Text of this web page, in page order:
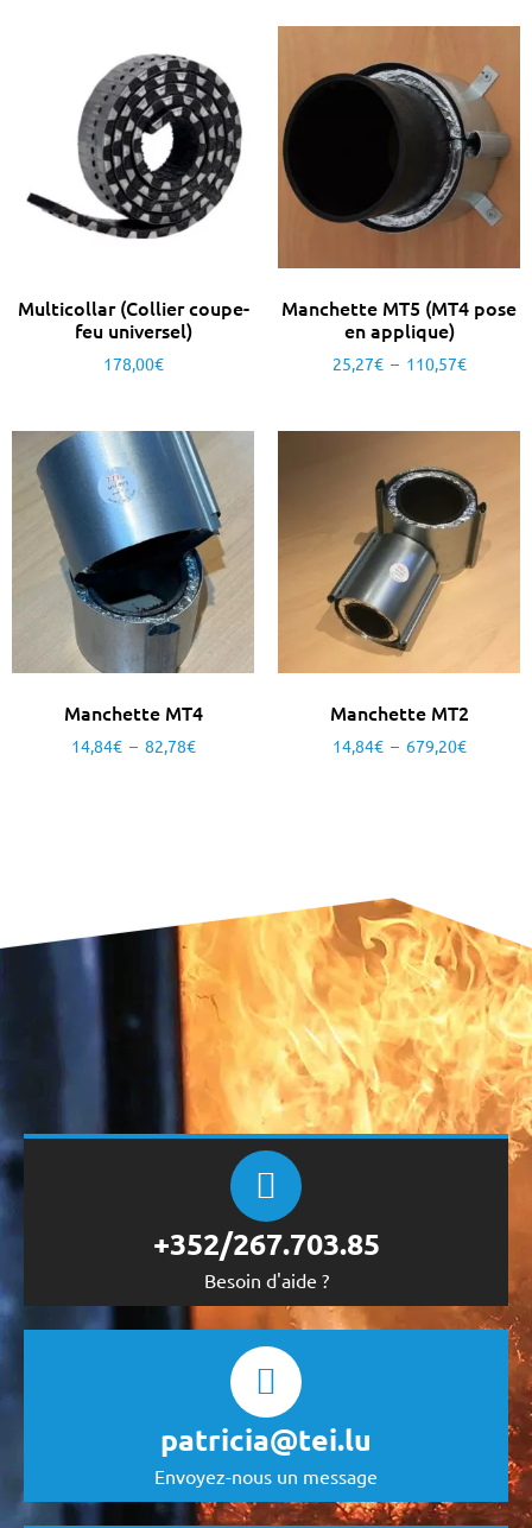
Multicollar (Collier coupe-
feu universel)
178,00€
Manchette MT5 (MT4 pose
en applique)
25,27€ – 110,57€
Manchette MT4
14,84€ – 82,78€
Manchette MT2
14,84€ – 679,20€
+352/267.703.85
Besoin d'aide ?
patricia@tei.lu
Envoyez-nous un message